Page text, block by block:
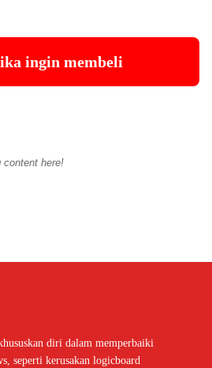
ingin membeli
diri dalam memperbaiki
seperti kerusakan logicboard